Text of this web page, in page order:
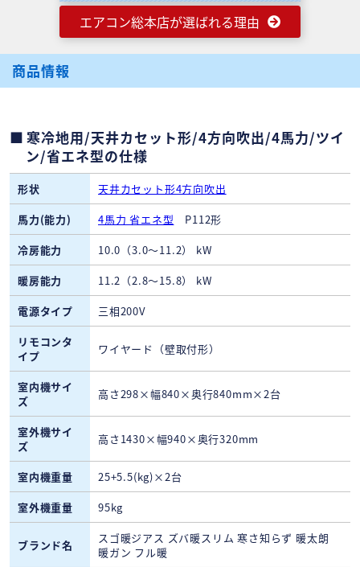
エアコン総本店が選ばれる理由
商品情報
寒冷地用/天井カセット形/4方向吹出/4馬力/ツイ
ン/省エネ型の仕様
形状
天井カセット形4方向吹出
馬力(能力)
4馬力 省エネ型 P112形
冷房能力
10.0（3.0～11.2） kW
暖房能力
11.2（2.8～15.8） kW
電源タイプ
三相200V
リモコンタ
イプ
ワイヤード（壁取付形）
室内機サイ
ズ
高さ298×幅840×奥行840mm×2台
室外機サイ
ズ
高さ1430×幅940×奥行320mm
室内機重量
25+5.5(kg)×2台
室外機重量
95kg
ブランド名
スゴ暖ジアス ズバ暖スリム 寒さ知らず 暖太朗
暖ガン フル暖